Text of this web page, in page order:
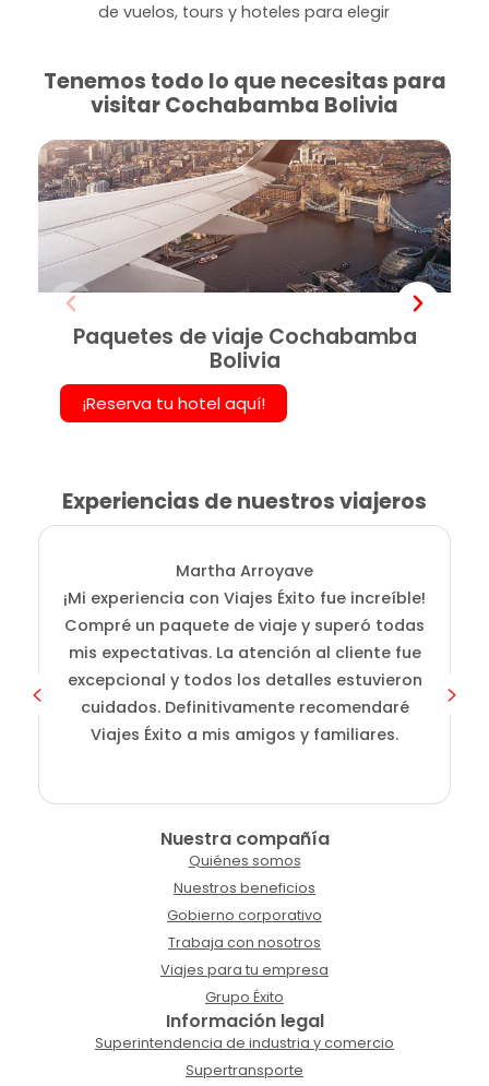
de vuelos, tours y hoteles para elegir
Tenemos todo lo que necesitas para
visitar Cochabamba Bolivia
Paquetes de viaje Cochabamba
Bolivia
¡Reserva tu hotel aquí!
Experiencias de nuestros viajeros
Martha Arroyave
¡Mi experiencia con Viajes Éxito fue increíble!
Compré un paquete de viaje y superó todas
mis expectativas. La atención al cliente fue
excepcional y todos los detalles estuvieron
cuidados. Definitivamente recomendaré
Viajes Éxito a mis amigos y familiares.
Nuestra compañía
Quiénes somos
Nuestros beneficios
Gobierno corporativo
Trabaja con nosotros
Viajes para tu empresa
Grupo Éxito
Información legal
Superintendencia de industria y comercio
Supertransporte